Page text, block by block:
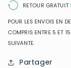
RETOUR GRATUIT
POUR LES ENVOIS EN
COMPRIS ENTRE 5 ET
SUIVANTE.
Partager